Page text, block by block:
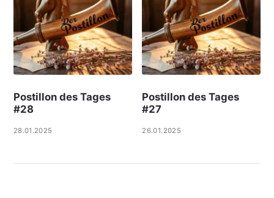
Postillon des Tages
#28
28.01.2025
Postillon des Tages
#27
26.01.2025